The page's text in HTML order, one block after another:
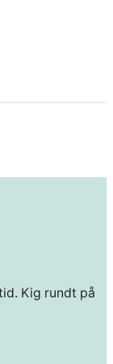
Kig rundt på